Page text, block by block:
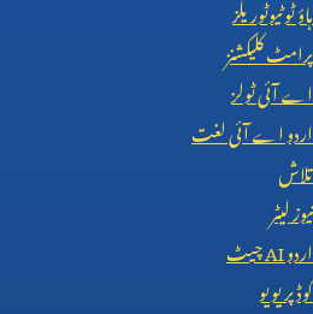
ہاؤ ٹو ٹیوٹوریلز
پرامٹ کلیکشنز
اے آئی ٹولز
اردو اے آئی لغت
تلاش
نیوز لیٹر
اردوAIچیٹ
کوڈ پریویو